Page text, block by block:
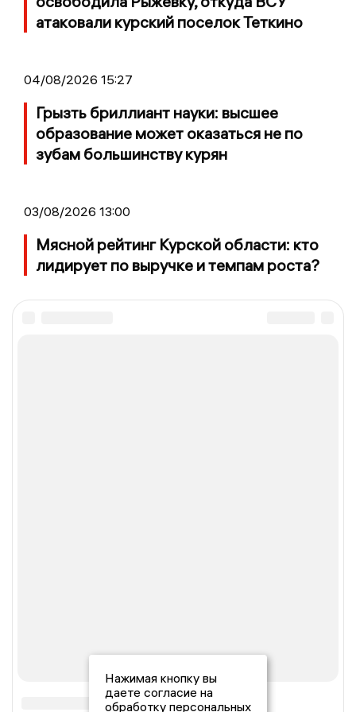
атаковали курский поселок Теткино
04/08/2026 15:27
Грызть бриллиант науки: высшее
образование может оказаться не по
зубам большинству курян
03/08/2026 13:00
Мясной рейтинг Курской области: кто
лидирует по выручке и темпам роста?
Нажимая кнопку вы
даете согласие на
обработку персональных